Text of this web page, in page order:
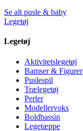
Se alt pusle & baby
Legetøj
Legetøj
Aktivitetslegetøj
Bamser & Figurer
Puslespil
Trælegetøj
Perler
Modellervoks
Boldbassin
Legetæppe